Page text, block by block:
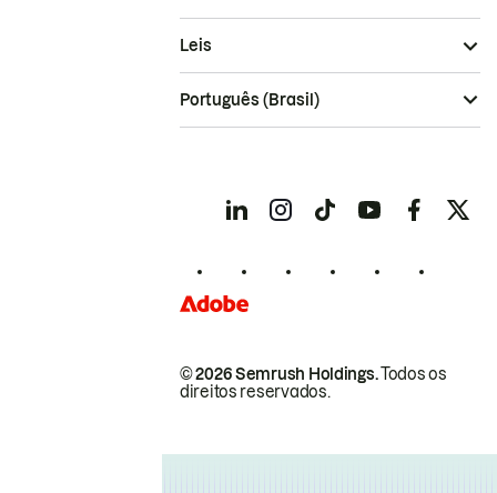
© 2026 Semrush Holdings.Todos os
direitos reservados.
Leis
Português (Brasil)